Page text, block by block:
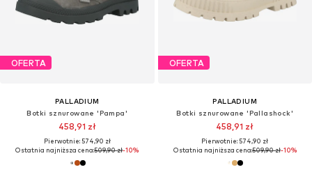
OFERTA
PALLADIUM
Botki sznurowane 'Pampa'
458,91 zł
Pierwotnie: 574,90 zł
Ostatnia najniższa cena:509,90 zł-10%
OFERTA
PALLADIUM
Botki sznurowane 'Pallashock'
458,91 zł
Pierwotnie: 574,90 zł
Ostatnia najniższa cena:509,90 zł-10%